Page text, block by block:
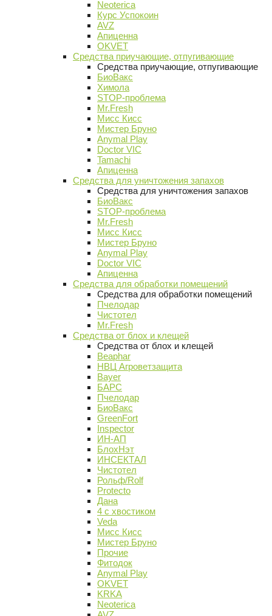
Neoterica
Курс Успокоин
AVZ
Апиценна
OKVET
Средства приучающие, отпугивающие
Средства приучающие, отпугивающие
БиоВакс
Химола
STOP-проблема
Mr.Fresh
Мисс Кисс
Мистер Бруно
Anymal Play
Doctor VIC
Tamachi
Апиценна
Средства для уничтожения запахов
Средства для уничтожения запахов
БиоВакс
STOP-проблема
Mr.Fresh
Мисс Кисс
Мистер Бруно
Anymal Play
Doctor VIC
Апиценна
Средства для обработки помещений
Средства для обработки помещений
Пчелодар
Чистотел
Mr.Fresh
Средства от блох и клещей
Средства от блох и клещей
Beaphar
НВЦ Агроветзащита
Bayer
БАРС
Пчелодар
БиоВакс
GreenFort
Inspector
ИН-АП
БлохНэт
ИНСЕКТАЛ
Чистотел
Рольф/Rolf
Protecto
Дана
4 с хвостиком
Veda
Мисс Кисс
Мистер Бруно
Прочие
Фитодок
Anymal Play
OKVET
KRKA
Neoterica